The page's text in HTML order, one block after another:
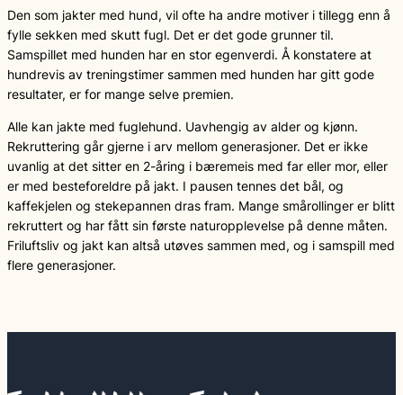
Den som jakter med hund, vil ofte ha andre motiver i tillegg enn å
fylle sekken med skutt fugl. Det er det gode grunner til.
Samspillet med hunden har en stor egenverdi. Å konstatere at
hundrevis av treningstimer sammen med hunden har gitt gode
resultater, er for mange selve premien.
Alle kan jakte med fuglehund. Uavhengig av alder og kjønn.
Rekruttering går gjerne i arv mellom generasjoner. Det er ikke
uvanlig at det sitter en 2-åring i bæremeis med far eller mor, eller
er med besteforeldre på jakt. I pausen tennes det bål, og
kaffekjelen og stekepannen dras fram. Mange smårollinger er blitt
rekruttert og har fått sin første naturopplevelse på denne måten.
Friluftsliv og jakt kan altså utøves sammen med, og i samspill med
flere generasjoner.